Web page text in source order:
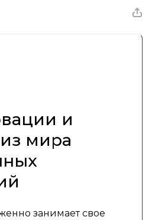
и
мира
занимает свое